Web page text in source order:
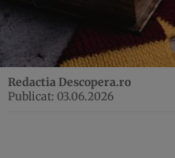
Redactia Descopera.ro
Publicat: 03.06.2026